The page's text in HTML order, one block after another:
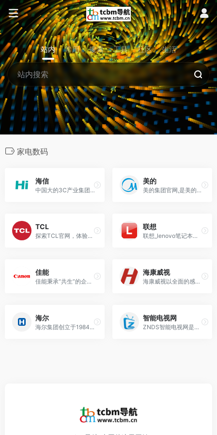
站内 常用 搜索 工具 社区 生活
家电数码
海信
中国大的3C产业集团，创造极致产品与服务！在这里您可以找到中国第一、全球第四的海信电视，以及国内领先的海信冰箱、海信洗衣机、海信空调、海信手机等消费品信息；还可
美的
美的集团官网,是美的集团唯一官方商城,商城致力于为用户提供新、全、优惠的一站式购物体验,涵盖品类包括美的空调、冰箱、洗衣机、净水器、中央空调、电饭煲、微波炉、电
TCL
探索TCL官网，体验高科技生活。在这里您可以找到最新TCL电视机型，空调，洗衣机，冰箱和其他智慧家电产品。本站还提供各类商用电器产品，光伏产业，设计故事等其他信
联想
联想_lenovo笔记本电脑_平板电脑_手机_台式机_服务器_外设数码_联想官网
佳能
佳能秉承“共生”的企业理念，以创造世界一流产品为奋斗目标，不断向多元化和全球化发展，目前佳能的事业涵盖了办公产品、影像系统产品、医疗系统产品以及产业设备及其他产
海康威视
海康威视以全面的感知技术，帮助人、物更好地链接，构筑智能世界的基础；以丰富的智能产品，洞察和满足多样化需求，让智能触手可及；以创新的智能物联应用，建设便捷、高效
海尔
海尔集团创立于1984年，是全球领先的美好生活和数字化转型解决方案服务商。我们始终以用户为中心，连续6年作为全球唯一物联网生态品牌蝉联“BrandZ最具价值全球
智能电视网
ZNDS智能电视网是中国知名的智能电视论坛,关注智能电视,智能电视盒,安卓电视,安卓TV,安卓机顶盒论坛,智能电视软件下载,Android智能电视机,智能电视游